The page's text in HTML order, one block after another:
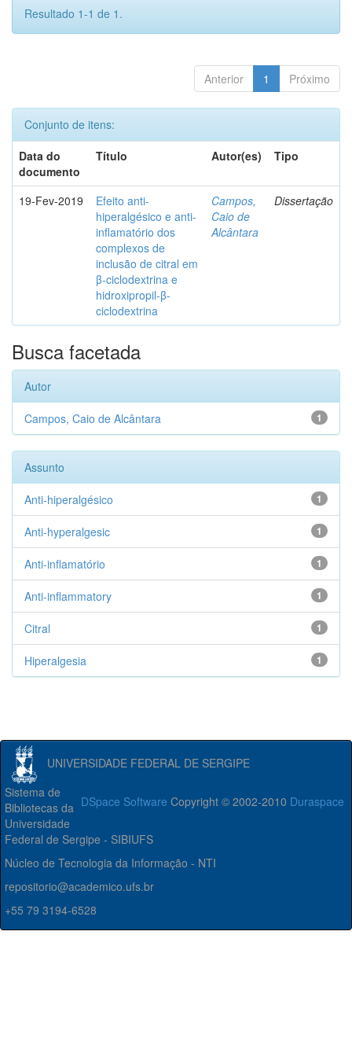
Resultado 1-1 de 1.
Anterior 1 Próximo
Conjunto de itens:
Data do
documento
Título Autor(es) Tipo
19-Fev-2019
Efeito anti-
hiperalgésico e anti-
inflamatório dos
complexos de
inclusão de citral em
β-ciclodextrina e
hidroxipropil-β-
ciclodextrina
Campos,
Caio de
Alcântara
Dissertação
Busca facetada
Autor
1
Campos, Caio de Alcântara
Assunto
1
Anti-hiperalgésico
1
Anti-hyperalgesic
1
Anti-inflamatório
1
Anti-inflammatory
1
Citral
1
Hiperalgesia
UNIVERSIDADE FEDERAL DE SERGIPE
DSpace Software Copyright © 2002-2010 Duraspace
Sistema de
Bibliotecas da
Universidade
Federal de Sergipe - SIBIUFS
Núcleo de Tecnologia da Informação - NTI
repositorio@academico.ufs.br
+55 79 3194-6528